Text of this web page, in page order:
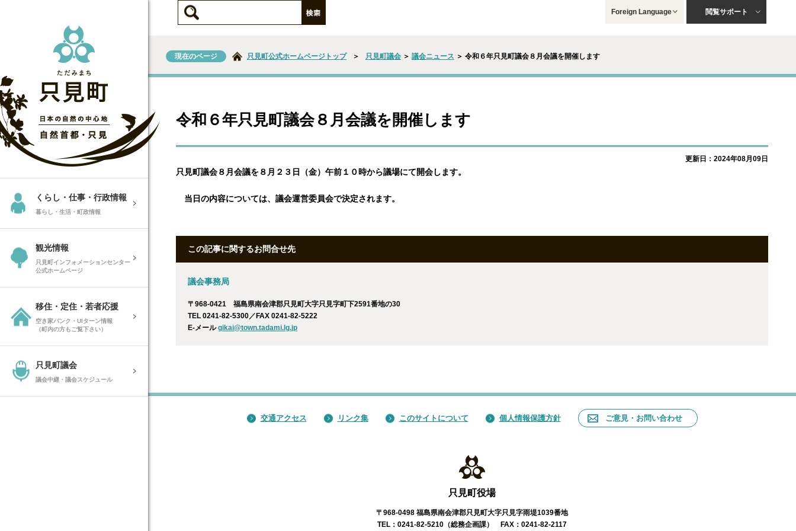
くらし・仕事・行政情報
暮らし・生活・町政情報
観光情報
只見町インフォメーションセンター
公式ホームページ
移住・定住・若者応援
空き家バンク・UIターン情報
（町内の方もご覧下さい）
只見町議会
議会中継・議会スケジュール
閲覧サポート
Foreign Language
現在のページ 只見町公式ホームページトップ ＞ 只見町議会 ＞ 議会ニュース ＞ 令和６年只見町議会８月会議を開催します
令和６年只見町議会８月会議を開催します
更新日：2024年08月09日
只見町議会８月会議を８月２３日（金）午前１０時から議場にて開会します。
当日の内容については、議会運営委員会で決定されます。
この記事に関するお問合せ先
議会事務局
〒968-0421 福島県南会津郡只見町大字只見字町下2591番地の30
TEL 0241-82-5300／FAX 0241-82-5222
E-メールgikai@town.tadami.lg.jp
交通アクセス リンク集 このサイトについて 個人情報保護方針 ご意見・お問い合わせ
只見町役場
〒968-0498 福島県南会津郡只見町大字只見字雨堤1039番地
TEL：0241-82-5210（総務企画課） FAX：0241-82-2117